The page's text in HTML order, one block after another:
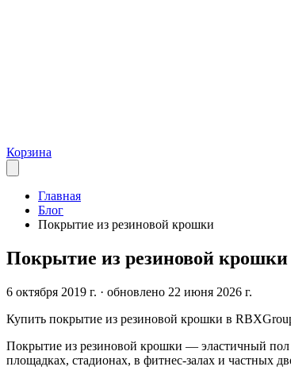
Корзина
Главная
Блог
Покрытие из резиновой крошки
Покрытие из резиновой крошки
6 октября 2019 г. · обновлено 22 июня 2026 г.
Купить покрытие из резиновой крошки в
Покрытие из резиновой крошки — эластичный пол
площадках, стадионах, в фитнес-залах и частных